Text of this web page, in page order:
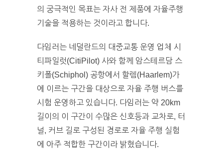
의 궁극적인 목표는 자사 전 제품에 자율주행
기술을 적용하는 것이라고 합니다.
다임러는 네덜란드의 대중교통 운영 업체 시
티파일럿(CitiPilot) 사와 함께 암스테르담 스
키폴(Schiphol) 공항에서 할렘(Haarlem)가
에 이르는 구간을 대상으로 자율 주행 버스를
시험 운영하고 있습니다. 다임러는 약 20km
길이의 이 구간이 수많은 신호등과 교차로, 터
널, 커브 길로 구성된 경로로 자율 주행 실험
에 아주 적합한 구간이라 밝혔습니다.